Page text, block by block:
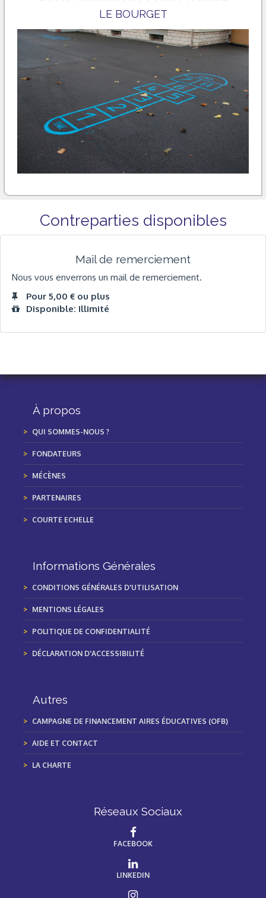
LE BOURGET
Contreparties disponibles
Mail de remerciement
Nous vous enverrons un mail de remerciement.
Pour 5,00 € ou plus
Disponible: Illimité
À propos
QUI SOMMES-NOUS ?
FONDATEURS
MÉCÈNES
PARTENAIRES
COURTE ECHELLE
Informations Générales
CONDITIONS GÉNÉRALES D'UTILISATION
MENTIONS LÉGALES
POLITIQUE DE CONFIDENTIALITÉ
DÉCLARATION D'ACCESSIBILITÉ
Autres
CAMPAGNE DE FINANCEMENT AIRES ÉDUCATIVES (OFB)
AIDE ET CONTACT
LA CHARTE
Réseaux Sociaux
FACEBOOK
LINKEDIN